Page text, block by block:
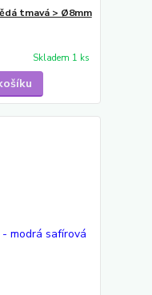
tmavá > Ø8mm
Skladem 1 ks